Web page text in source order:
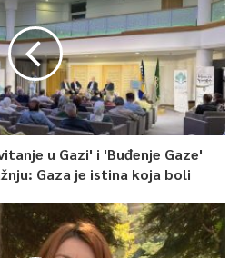
KJKP Park, Adis Bešlić/
Amra Bučan ističe da je bažar
za svaku osobu, a posebno za
smješteni u ovim ustanovama.
u Gazi' i 'Buđenje Gaze'
Gaza je istina koja boli